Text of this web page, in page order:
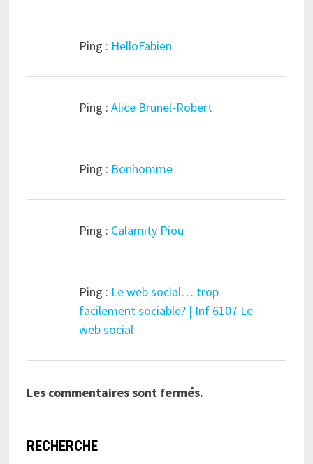
Ping : HelloFabien
Ping : Alice Brunel-Robert
Ping : Bonhomme
Ping : Calamity Piou
Ping : Le web social… trop
facilement sociable? | Inf 6107 Le
web social
Les commentaires sont fermés.
RECHERCHE